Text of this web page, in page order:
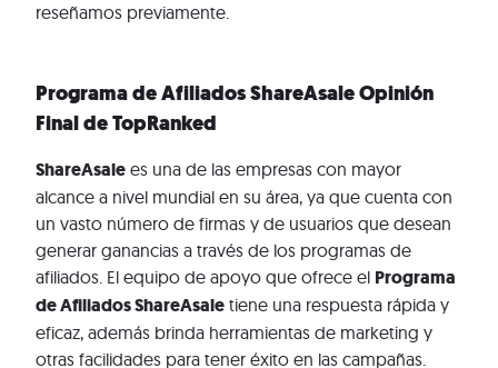
reseñamos previamente.
Programa de Afiliados ShareAsale Opinión
Final de TopRanked
ShareAsale es una de las empresas con mayor
alcance a nivel mundial en su área, ya que cuenta con
un vasto número de firmas y de usuarios que desean
generar ganancias a través de los programas de
afiliados. El equipo de apoyo que ofrece el Programa
de Afiliados ShareAsale tiene una respuesta rápida y
eficaz, además brinda herramientas de marketing y
otras facilidades para tener éxito en las campañas.